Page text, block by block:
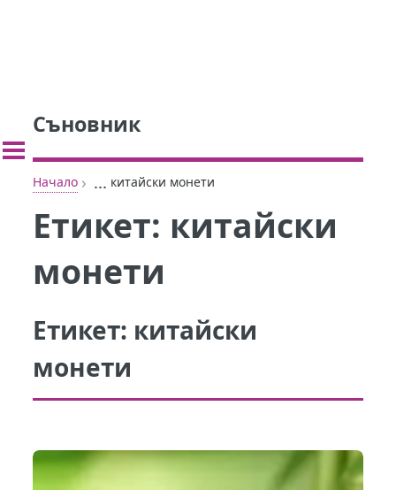
Съновник
Начало › ... китайски монети
Етикет: китайски
монети
Етикет: китайски
монети